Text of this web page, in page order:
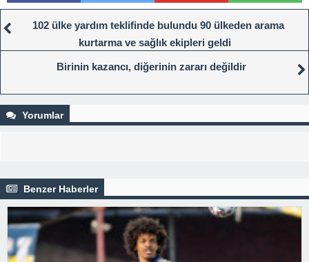
102 ülke yardım teklifinde bulundu 90 ülkeden arama
kurtarma ve sağlık ekipleri geldi
Birinin kazancı, diğerinin zararı değildir
Yorumlar
Benzer Haberler